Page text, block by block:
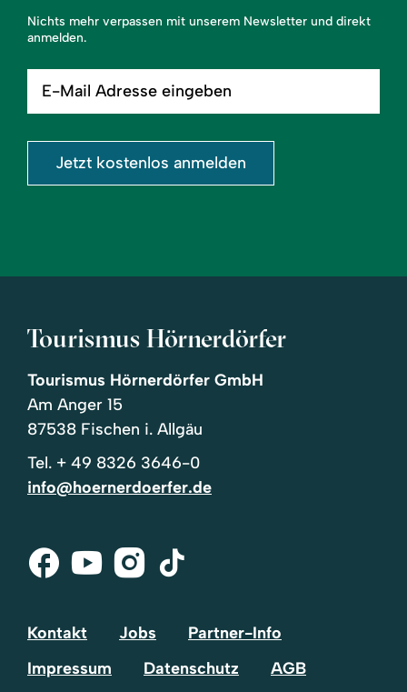
Nichts mehr verpassen mit unserem Newsletter und direkt
anmelden.
Mail
eingeben
Jetzt kostenlos anmelden
Tourismus Hörnerdörfer
Tourismus Hörnerdörfer GmbH
Am Anger 15
87538 Fischen i. Allgäu
Tel. + 49 8326 3646-0
info@hoernerdoerfer.de
Facebook
Youtube
Instagram
Tik-
Kontakt Jobs
Partner-Info
Impressum
Datenschutz
AGB